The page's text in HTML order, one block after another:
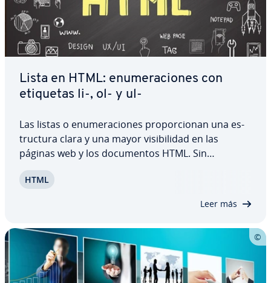
Lista en HTML: enu­me­ra­cio­nes con
etiquetas li-, ol- y ul-
Las listas o enu­me­ra­cio­nes pro­po­r­cio­nan una es­
tru­c­tu­ra clara y una mayor vi­si­bi­li­dad en las
páginas web y los do­cu­me­n­tos HTML. Sin
co­n­te­ni­dos y un diseño atractivo, sino también
HTML
Leer más